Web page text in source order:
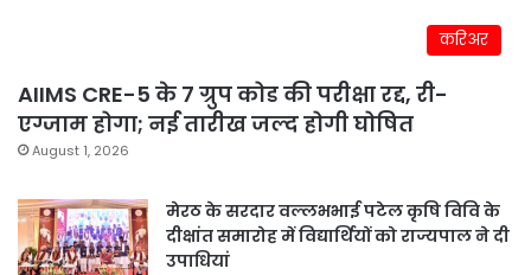
करिअर
AIIMS CRE-5 के 7 ग्रुप कोड की परीक्षा रद्द, री-
एग्जाम होगा; नई तारीख जल्द होगी घोषित
August 1, 2026
मेरठ के सरदार वल्लभभाई पटेल कृषि विवि के
दीक्षांत समारोह में विद्यार्थियों को राज्यपाल ने दी
उपाधियां